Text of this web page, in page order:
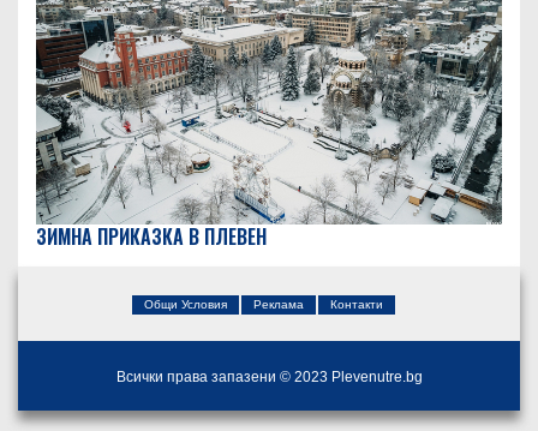
ЗИМНА ПРИКАЗКА В ПЛЕВЕН
Общи Условия Реклама Контакти
Всички права запазени © 2023 Plevenutre.bg